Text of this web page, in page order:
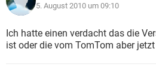
5. August 2010 um 09:10
Ich hatte einen verdacht das die
ist oder die vom TomTom aber